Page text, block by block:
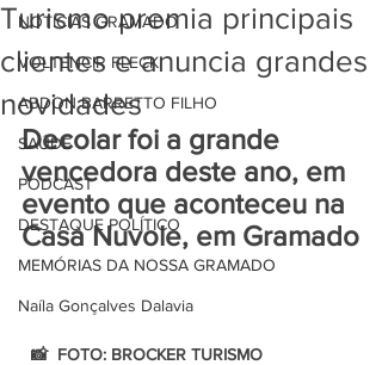
NOTÍCIAS GRAMADO
VOLTENCIR FLECK
ABDON BARRETTO FILHO
SAÚDE
PODCAST
DESTAQUE POLÍTICO
MEMÓRIAS DA NOSSA GRAMADO
Naíla Gonçalves Dalavia
Turismo premia principais
clientes e anuncia grandes
novidades
Decolar foi a grande
vencedora deste ano, em
evento que aconteceu na
Casa Nuvole, em Gramado
  📸  FOTO: BROCKER TURISMO